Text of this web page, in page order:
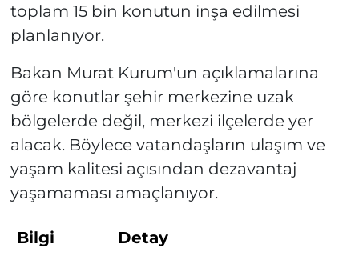
toplam 15 bin konutun inşa edilmesi
planlanıyor.
Bakan Murat Kurum'un açıklamalarına
göre konutlar şehir merkezine uzak
bölgelerde değil, merkezi ilçelerde yer
alacak. Böylece vatandaşların ulaşım ve
yaşam kalitesi açısından dezavantaj
yaşamaması amaçlanıyor.
Bilgi
Detay